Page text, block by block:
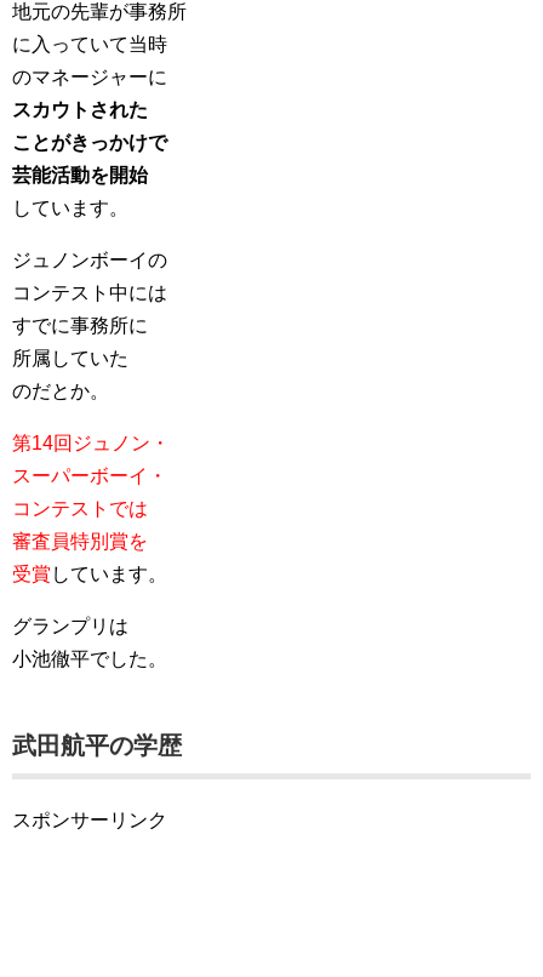
地元の先輩が事務所
に入っていて当時
のマネージャーに
スカウトされた
ことがきっかけで
芸能活動を開始
しています。
ジュノンボーイの
コンテスト中には
すでに事務所に
所属していた
のだとか。
第14回ジュノン・
スーパーボーイ・
コンテストでは
審査員特別賞を
受賞 しています。
グランプリは
小池徹平でした。
武田航平の学歴
スポンサーリンク